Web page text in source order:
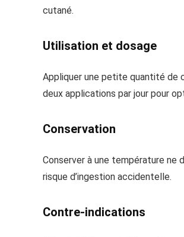
cutané.
Utilisation et dosage
Appliquer une petite quantité de
deux applications par jour pour
Conservation
Conserver à une température ne
risque d’ingestion accidentelle.
Contre-indications